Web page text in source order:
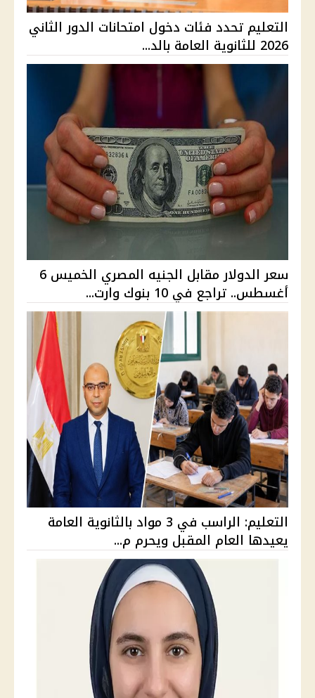
التعليم تحدد فئات دخول امتحانات الدور الثاني
2026 للثانوية العامة بالد...
سعر الدولار مقابل الجنيه المصري الخميس 6
أغسطس.. تراجع في 10 بنوك وارت...
التعليم: الراسب في 3 مواد بالثانوية العامة
يعيدها العام المقبل ويحرم م...